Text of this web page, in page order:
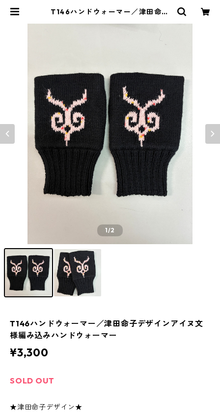
T146ハンドウォーマー／津田命子
ウォーマー | イランカラプテ アイ
1/2
T146ハンドウォーマー／津田命子デザインアイヌ文
様編み込みハンドウォーマー
¥3,300
SOLD OUT
★津田命子デザイン★